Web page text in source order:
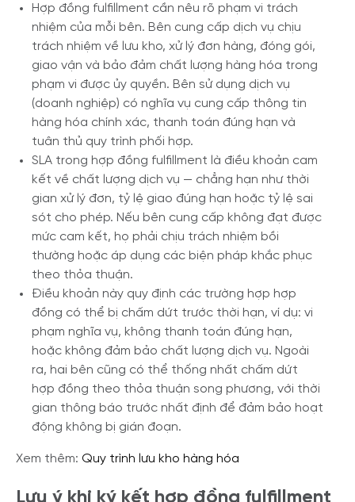
Hợp đồng fulfillment cần nêu rõ phạm vi trách
nhiệm của mỗi bên. Bên cung cấp dịch vụ chịu
trách nhiệm về lưu kho, xử lý đơn hàng, đóng gói,
giao vận và bảo đảm chất lượng hàng hóa trong
phạm vi được ủy quyền. Bên sử dụng dịch vụ
(doanh nghiệp) có nghĩa vụ cung cấp thông tin
hàng hóa chính xác, thanh toán đúng hạn và
tuân thủ quy trình phối hợp.
SLA trong hợp đồng fulfillment là điều khoản cam
kết về chất lượng dịch vụ — chẳng hạn như thời
gian xử lý đơn, tỷ lệ giao đúng hạn hoặc tỷ lệ sai
sót cho phép. Nếu bên cung cấp không đạt được
mức cam kết, họ phải chịu trách nhiệm bồi
thường hoặc áp dụng các biện pháp khắc phục
theo thỏa thuận.
Điều khoản này quy định các trường hợp hợp
đồng có thể bị chấm dứt trước thời hạn, ví dụ: vi
phạm nghĩa vụ, không thanh toán đúng hạn,
hoặc không đảm bảo chất lượng dịch vụ. Ngoài
ra, hai bên cũng có thể thống nhất chấm dứt
hợp đồng theo thỏa thuận song phương, với thời
gian thông báo trước nhất định để đảm bảo hoạt
động không bị gián đoạn.
Xem thêm: Quy trình lưu kho hàng hóa
Lưu ý khi ký kết hợp đồng fulfillment